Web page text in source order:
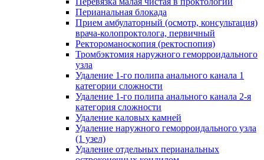
Перианальная блокада
Прием амбулаторный (осмотр, консультация)
врача-колопроктолога, первичный
Ректороманоскопия (ректоспопия)
Тромбэктомия наружного геморроидального
узла
Удаление 1-го полипа анального канала 1
категории сложности
Удаление 1-го полипа анального канала 2-я
категория сложности
Удаление каловых камней
Удаление наружного геморроидального узла
(1 узел)
Удаление отдельных перианальных